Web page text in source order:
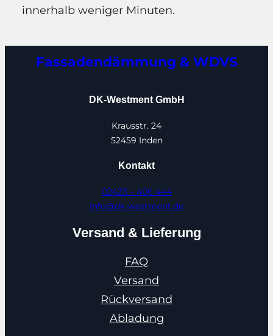
innerhalb weniger Minuten.
Fassadendämmung & WDVS
DK-Westment GmbH
Krausstr. 24
52459 Inden
Kontakt
02423 – 406 444
info@dk-westment.de
Versand & Lieferung
FAQ
Versand
Rückversand
Abladung